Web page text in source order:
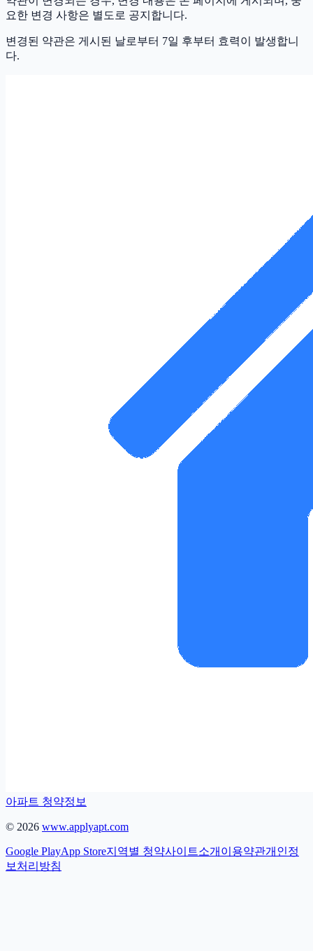
요한 변경 사항은 별도로 공지합니다.
변경된 약관은 게시된 날로부터 7일 후부터 효력이 발생합니
다.
아파트 청약정보
© 2026 www.applyapt.com
Google PlayApp Store지역별 청약사이트소개 이용약관개인정
보처리방침